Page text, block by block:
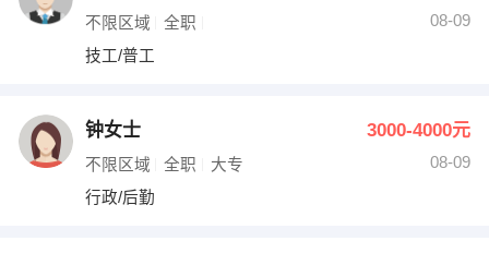
其他职位
不限区域 全职
08-09
技工/普工
钟女士 3000-4000元
不限区域 全职 大专
08-09
行政/后勤